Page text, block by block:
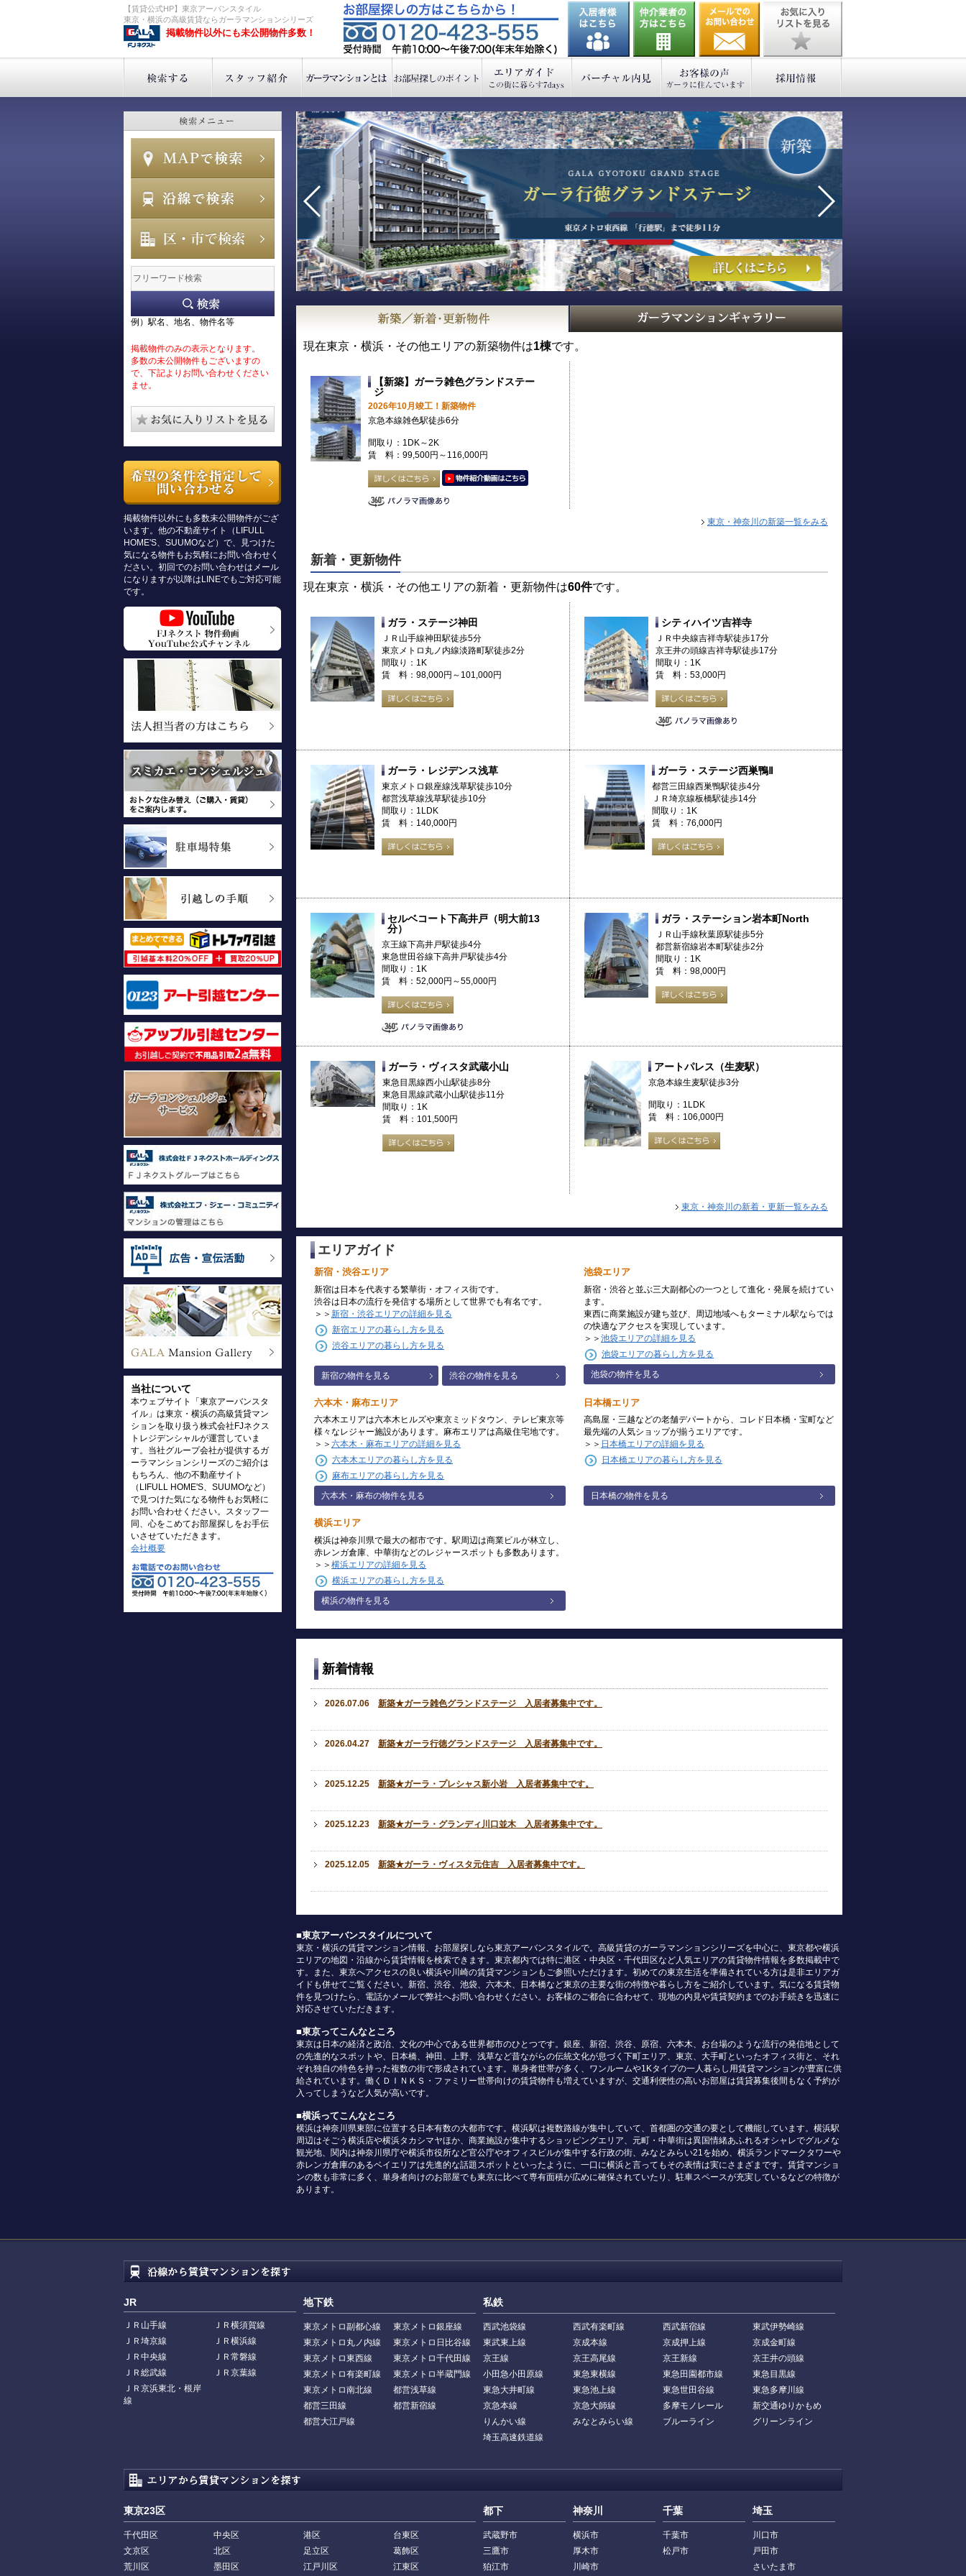
【賃貸公式HP】東京アーバンスタイル
東京・横浜の高級賃貸ならガーラマンションシリーズ
掲載物件以外にも未公開物件多数！
例）駅名、地名、物件名等
掲載物件のみの表示となります。
多数の未公開物件もございますの
で、下記よりお問い合わせください
ませ。
掲載物件以外にも多数未公開物件がござ
います。他の不動産サイト（LIFULL
HOME'S、SUUMOなど）で、見つけた
気になる物件もお気軽にお問い合わせく
ださい。初回でのお問い合わせはメール
になりますが以降はLINEでもご対応可能
です。
当社について
本ウェブサイト「東京アーバンスタ
イル」は東京・横浜の高級賃貸マン
ションを取り扱う株式会社FJネクス
トレジデンシャルが運営していま
す。当社グループ会社が提供するガ
ーラマンションシリーズのご紹介は
もちろん、他の不動産サイト
（LIFULL HOME'S、SUUMOなど）
で見つけた気になる物件もお気軽に
お問い合わせください。スタッフ一
同、心をこめてお部屋探しをお手伝
いさせていただきます。
会社概要
現在東京・横浜・その他エリアの新築物件は1棟です。
【新築】ガーラ雑色グランドステー
ジ
2026年10月竣工！新築物件
京急本線雑色駅徒歩6分
間取り：1DK～2K
賃 料：99,500円～116,000円
東京・神奈川の新築一覧をみる
新着・更新物件
現在東京・横浜・その他エリアの新着・更新物件は60件です。
ガラ・ステージ神田
ＪＲ山手線神田駅徒歩5分
東京メトロ丸ノ内線淡路町駅徒歩2分
間取り：1K
賃 料：98,000円～101,000円
シティハイツ吉祥寺
ＪＲ中央線吉祥寺駅徒歩17分
京王井の頭線吉祥寺駅徒歩17分
間取り：1K
賃 料：53,000円
ガーラ・レジデンス浅草
東京メトロ銀座線浅草駅徒歩10分
都営浅草線浅草駅徒歩10分
間取り：1LDK
賃 料：140,000円
ガーラ・ステージ西巣鴨Ⅱ
都営三田線西巣鴨駅徒歩4分
ＪＲ埼京線板橋駅徒歩14分
間取り：1K
賃 料：76,000円
セルベコート下高井戸（明大前13
分）
京王線下高井戸駅徒歩4分
東急世田谷線下高井戸駅徒歩4分
間取り：1K
賃 料：52,000円～55,000円
ガラ・ステーション岩本町North
ＪＲ山手線秋葉原駅徒歩5分
都営新宿線岩本町駅徒歩2分
間取り：1K
賃 料：98,000円
ガーラ・ヴィスタ武蔵小山
東急目黒線西小山駅徒歩8分
東急目黒線武蔵小山駅徒歩11分
間取り：1K
賃 料：101,500円
アートパレス（生麦駅）
京急本線生麦駅徒歩3分
間取り：1LDK
賃 料：106,000円
東京・神奈川の新着・更新一覧をみる
エリアガイド
新宿・渋谷エリア
新宿は日本を代表する繁華街・オフィス街です。
渋谷は日本の流行を発信する場所として世界でも有名です。
＞＞ 新宿・渋谷エリアの詳細を見る
新宿エリアの暮らし方を見る
渋谷エリアの暮らし方を見る
新宿の物件を見る 渋谷の物件を見る
池袋エリア
新宿・渋谷と並ぶ三大副都心の一つとして進化・発展を続けてい
ます。
東西に商業施設が建ち並び、周辺地域へもターミナル駅ならでは
の快適なアクセスを実現しています。
＞＞ 池袋エリアの詳細を見る
池袋エリアの暮らし方を見る
池袋の物件を見る
六本木・麻布エリア
六本木エリアは六本木ヒルズや東京ミッドタウン、テレビ東京等
様々なレジャー施設があります。麻布エリアは高級住宅地です。
＞＞ 六本木・麻布エリアの詳細を見る
六本木エリアの暮らし方を見る
麻布エリアの暮らし方を見る
六本木・麻布の物件を見る
日本橋エリア
高島屋・三越などの老舗デパートから、コレド日本橋・宝町など
最先端の人気ショップが揃うエリアです。
＞＞ 日本橋エリアの詳細を見る
日本橋エリアの暮らし方を見る
日本橋の物件を見る
横浜エリア
横浜は神奈川県で最大の都市です。駅周辺は商業ビルが林立し、
赤レンガ倉庫、中華街などのレジャースポットも多数あります。
＞＞ 横浜エリアの詳細を見る
横浜エリアの暮らし方を見る
横浜の物件を見る
新着情報
2026.07.06 新築★ガーラ雑色グランドステージ 入居者募集中です。
2026.04.27 新築★ガーラ行徳グランドステージ 入居者募集中です。
2025.12.25 新築★ガーラ・プレシャス新小岩 入居者募集中です。
2025.12.23 新築★ガーラ・グランディ川口並木 入居者募集中です。
2025.12.05 新築★ガーラ・ヴィスタ元住吉 入居者募集中です。
■東京アーバンスタイルについて
東京・横浜の賃貸マンション情報、お部屋探しなら東京アーバンスタイルで。高級賃貸のガーラマンションシリーズを中心に、東京都や横浜
エリアの地図・沿線から賃貸情報を検索できます。東京都内では特に港区・中央区・千代田区など人気エリアの賃貸物件情報を多数掲載中で
す。また、東京へアクセスの良い横浜や川崎の賃貸マンションもご参照いただけます。初めての東京生活を準備されている方は是非エリアガ
イドも併せてご覧ください。新宿、渋谷、池袋、六本木、日本橋など東京の主要な街の特徴や暮らし方をご紹介しています。気になる賃貸物
件を見つけたら、電話かメールで弊社へお問い合わせください。お客様のご都合に合わせて、現地の内見や賃貸契約までのお手続きを迅速に
対応させていただきます。
■東京ってこんなところ
東京は日本の経済と政治、文化の中心である世界都市のひとつです。銀座、新宿、渋谷、原宿、六本木、お台場のような流行の発信地として
の先進的なスポットや、日本橋、神田、上野、浅草など昔ながらの伝統文化が息づく下町エリア、東京、大手町といったオフィス街と、それ
ぞれ独自の特色を持った複数の街で形成されています。単身者世帯が多く、ワンルームや1Kタイプの一人暮らし用賃貸マンションが豊富に供
給されています。働くＤＩＮＫＳ・ファミリー世帯向けの賃貸物件も増えていますが、交通利便性の高いお部屋は賃貸募集後間もなく予約が
入ってしまうなど人気が高いです。
■横浜ってこんなところ
横浜は神奈川県東部に位置する日本有数の大都市です。横浜駅は複数路線が集中していて、首都圏の交通の要として機能しています。横浜駅
周辺はそごう横浜店や横浜タカシマヤほか、商業施設が集中するショッピングエリア、元町・中華街は異国情緒あふれるオシャレでグルメな
観光地、関内は神奈川県庁や横浜市役所など官公庁やオフィスビルが集中する行政の街、みなとみらい21を始め、横浜ランドマークタワーや
赤レンガ倉庫のあるベイエリアは先進的な話題スポットといったように、一口に横浜と言ってもその表情は実にさまざまです。賃貸マンショ
ンの数も非常に多く、単身者向けのお部屋でも東京に比べて専有面積が広めに確保されていたり、駐車スペースが充実しているなどの特徴が
あります。
JR
ＪＲ山手線
ＪＲ横須賀線
ＪＲ埼京線
ＪＲ横浜線
ＪＲ中央線
ＪＲ常磐線
ＪＲ総武線
ＪＲ京葉線
ＪＲ京浜東北・根岸
線
地下鉄
東京メトロ副都心線
東京メトロ銀座線
東京メトロ丸ノ内線
東京メトロ日比谷線
東京メトロ東西線
東京メトロ千代田線
東京メトロ有楽町線
東京メトロ半蔵門線
東京メトロ南北線
都営浅草線
都営三田線
都営新宿線
都営大江戸線
私鉄
西武池袋線 西武有楽町線 西武新宿線
東武伊勢崎線
東武東上線
京成本線 京成押上線
京成金町線
京王線
京王高尾線 京王新線
京王井の頭線
小田急小田原線
東急東横線 東急田園都市線
東急目黒線
東急大井町線
東急池上線 東急世田谷線
東急多摩川線
京急本線
京急大師線 多摩モノレール
新交通ゆりかもめ
りんかい線
みなとみらい線 ブルーライン
グリーンライン
埼玉高速鉄道線
東京23区
千代田区 中央区 港区
台東区
文京区
北区 足立区
葛飾区
荒川区
墨田区 江戸川区 江東区
都下
武蔵野市
三鷹市
狛江市
神奈川
横浜市
厚木市
川崎市
千葉
千葉市
松戸市
埼玉
川口市
戸田市
さいたま市